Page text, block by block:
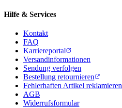
Hilfe & Services
Kontakt
FAQ
Karriereportal
Versandinformationen
Sendung verfolgen
Bestellung retournieren
Fehlerhaften Artikel reklamieren
AGB
Widerrufsformular